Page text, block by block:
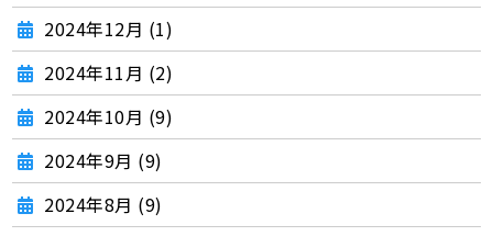
2024年12月 (1)
2024年11月 (2)
2024年10月 (9)
2024年9月 (9)
2024年8月 (9)